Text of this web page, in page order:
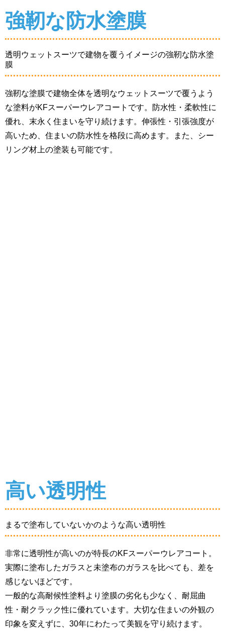
透明ウェットスーツで建物を覆うイメージの強靭な防水塗
膜
強靭な塗膜で建物全体を透明なウェットスーツで覆うよう
優れ、末永く住まいを守り続けます。伸張性・引張強度が
高いため、住まいの防水性を格段に高めます。また、シー
リング材上の塗装も可能です。
高い透明性
まるで塗布していないかのような高い透明性
非常に透明性が高いのが特長のKFスーパーウレアコート。
実際に塗布したガラスと未塗布のガラスを比べても、差を
感じないほどです。
一般的な高耐候性塗料より塗膜の劣化も少なく、耐屈曲
性・耐クラック性に優れています。大切な住まいの外観の
印象を変えずに、30年にわたって美観を守り続けます。